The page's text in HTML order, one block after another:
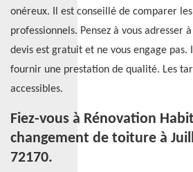
onéreux. Il est conseillé de comparer
professionnels. Pensez à vous adresser
devis est gratuit et ne vous engage pas.
fournir une prestation de qualité. Les
accessibles.
Fiez-vous à Rénovation
changement de toiture à
72170.